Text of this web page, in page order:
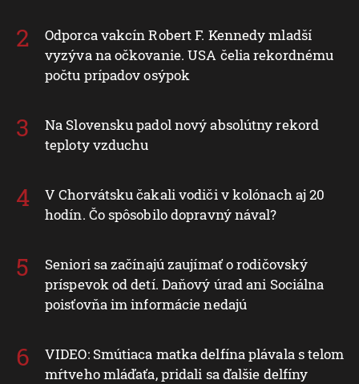
Odporca vakcín Robert F. Kennedy mladší
vyzýva na očkovanie. USA čelia rekordnému
počtu prípadov osýpok
Na Slovensku padol nový absolútny rekord
teploty vzduchu
V Chorvátsku čakali vodiči v kolónach aj 20
hodín. Čo spôsobilo dopravný nával?
Seniori sa začínajú zaujímať o rodičovský
príspevok od detí. Daňový úrad ani Sociálna
poisťovňa im informácie nedajú
VIDEO: Smútiaca matka delfína plávala s telom
mŕtveho mláďaťa, pridali sa ďalšie delfíny